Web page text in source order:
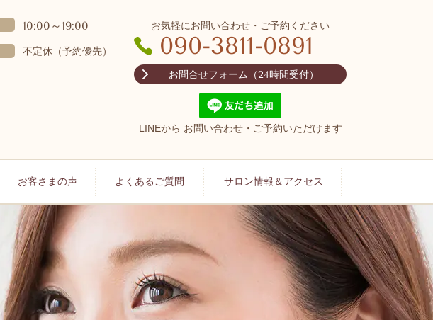
10:00～19:00
不定休（予約優先）
お気軽にお問い合わせ・ご予約ください
090-3811-0891
お問合せフォーム（24時間受付）
LINEから お問い合わせ・ご予約いただけます
お客さまの声 よくあるご質問 サロン情報＆アクセス